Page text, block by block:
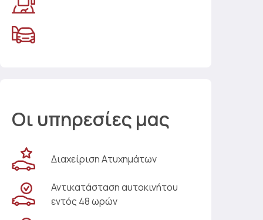
Οι υπηρεσίες μας
Διαχείριση Ατυχημάτων
Αντικατάσταση αυτοκινήτου
εντός 48 ωρών